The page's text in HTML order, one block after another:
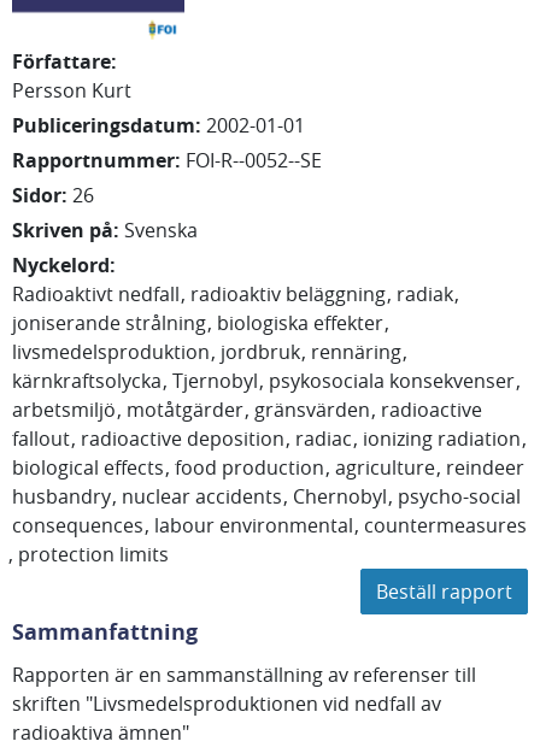
Författare:
Persson Kurt
Publiceringsdatum: 2002-01-01
Rapportnummer: FOI-R--0052--SE
Sidor: 26
Skriven på: Svenska
Nyckelord:
Radioaktivt nedfall radioaktiv beläggning radiak
joniserande strålning biologiska effekter
livsmedelsproduktion jordbruk rennäring
kärnkraftsolycka Tjernobyl psykosociala konsekvenser
arbetsmiljö motåtgärder gränsvärden radioactive
fallout radioactive deposition radiac ionizing radiation
biological effects food production agriculture reindeer
husbandry nuclear accidents Chernobyl psycho-social
consequences labour environmental countermeasures
protection limits
Beställ rapport
Sammanfattning
Rapporten är en sammanställning av referenser till
skriften "Livsmedelsproduktionen vid nedfall av
radioaktiva ämnen"